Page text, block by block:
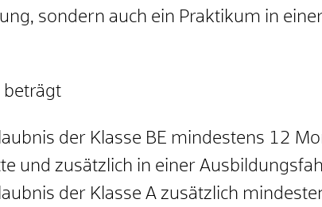
sondern auch ein Praktikum in
beträgt
der Klasse BE mindestens 12
und zusätzlich in einer
der Klasse A zusätzlich